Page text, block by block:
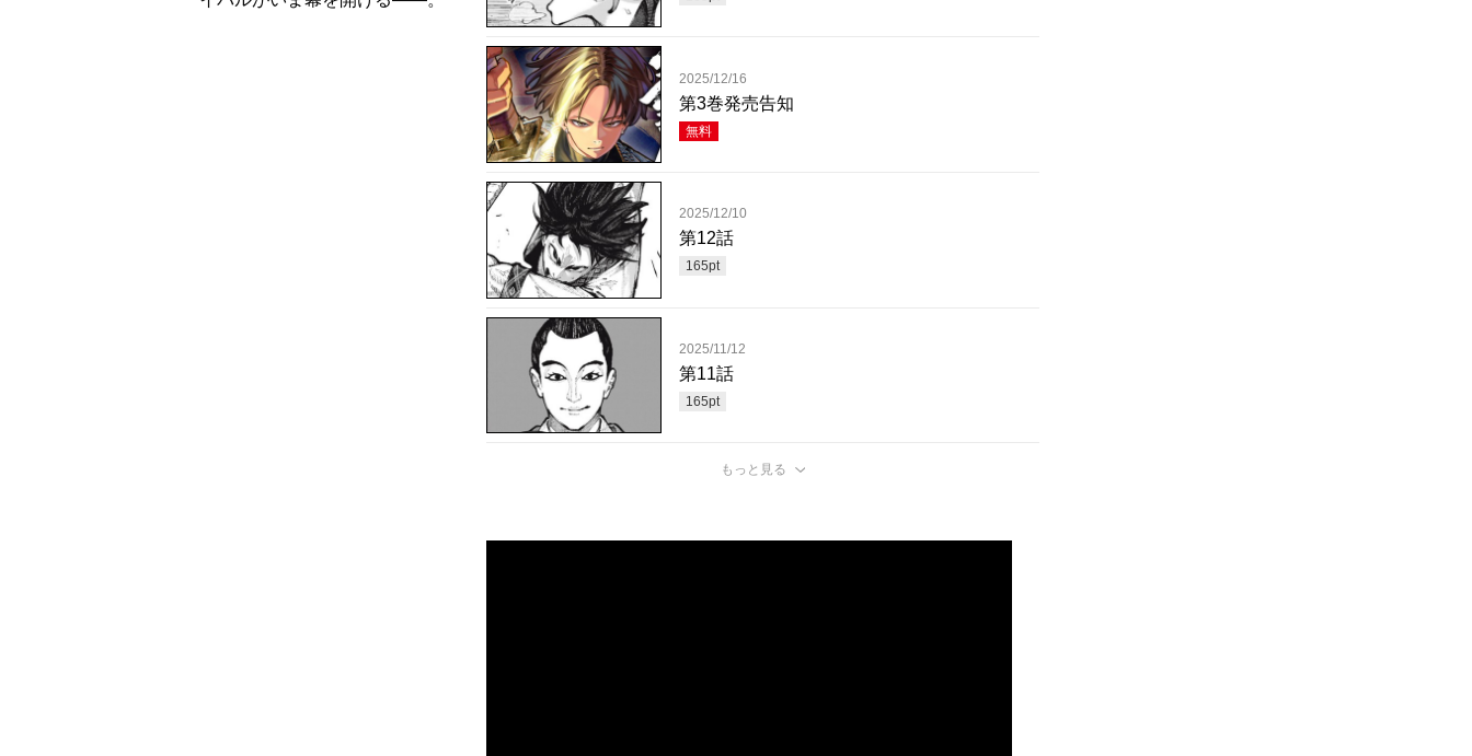
2025/12/16
第3巻発売告知
無料
2025/12/10
第12話
165pt
2025/11/12
第11話
165pt
もっと見る